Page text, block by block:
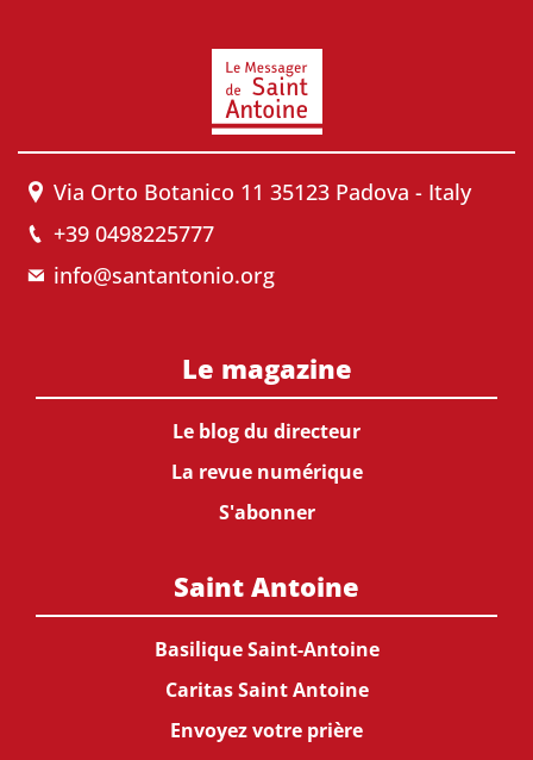
Via Orto Botanico 11 35123 Padova - Italy
+39 0498225777
info@santantonio.org
Le magazine
Le blog du directeur
La revue numérique
S'abonner
Saint Antoine
Basilique Saint-Antoine
Caritas Saint Antoine
Envoyez votre prière